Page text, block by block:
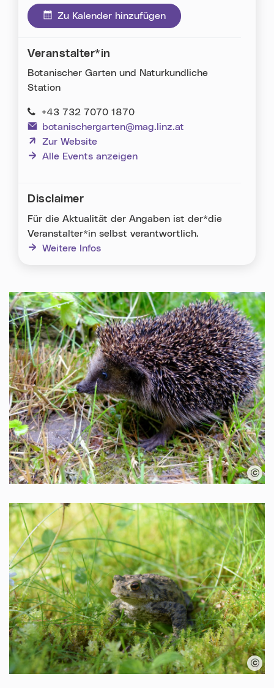
Zu Kalender hinzufügen
Veranstalter*in
Botanischer Garten und Naturkundliche
Station
+43 732 7070 1870
botanischergarten@mag.linz.at
Zur Website
(neues Fenster)
Alle Events anzeigen
Disclaimer
Für die Aktualität der Angaben ist der*die
Veranstalter*in selbst verantwortlich.
Weitere Infos